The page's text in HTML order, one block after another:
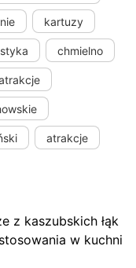
kartuzy
chmielno
atrakcje
z kaszubskich łąk
w kuchni